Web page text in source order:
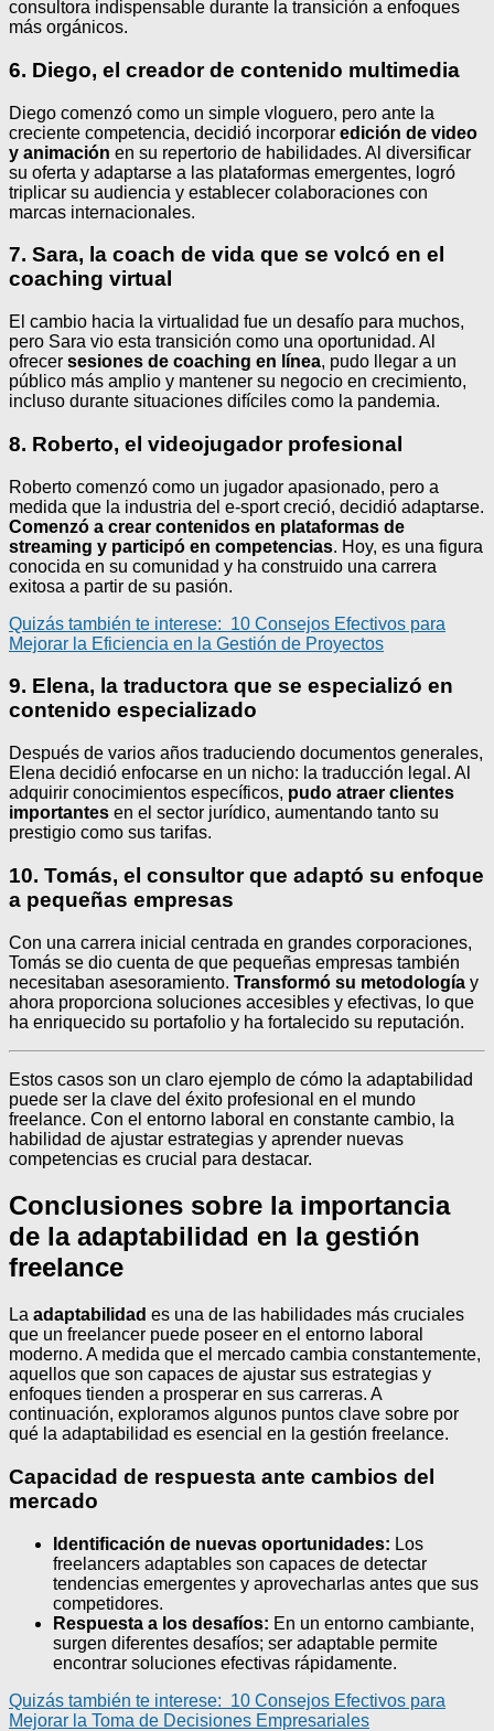
consultora indispensable durante la transición a enfoques
más orgánicos.
6. Diego, el creador de contenido multimedia
Diego comenzó como un simple vloguero, pero ante la
creciente competencia, decidió incorporar edición de video
y animación en su repertorio de habilidades. Al diversificar
su oferta y adaptarse a las plataformas emergentes, logró
triplicar su audiencia y establecer colaboraciones con
marcas internacionales.
7. Sara, la coach de vida que se volcó en el
coaching virtual
El cambio hacia la virtualidad fue un desafío para muchos,
pero Sara vio esta transición como una oportunidad. Al
ofrecer sesiones de coaching en línea, pudo llegar a un
público más amplio y mantener su negocio en crecimiento,
incluso durante situaciones difíciles como la pandemia.
8. Roberto, el videojugador profesional
Roberto comenzó como un jugador apasionado, pero a
medida que la industria del e-sport creció, decidió adaptarse.
Comenzó a crear contenidos en plataformas de
streaming y participó en competencias. Hoy, es una figura
conocida en su comunidad y ha construido una carrera
exitosa a partir de su pasión.
Quizás también te interese: 10 Consejos Efectivos para
Mejorar la Eficiencia en la Gestión de Proyectos
9. Elena, la traductora que se especializó en
contenido especializado
Después de varios años traduciendo documentos generales,
Elena decidió enfocarse en un nicho: la traducción legal. Al
adquirir conocimientos específicos, pudo atraer clientes
importantes en el sector jurídico, aumentando tanto su
prestigio como sus tarifas.
10. Tomás, el consultor que adaptó su enfoque
a pequeñas empresas
Con una carrera inicial centrada en grandes corporaciones,
Tomás se dio cuenta de que pequeñas empresas también
necesitaban asesoramiento. Transformó su metodología y
ahora proporciona soluciones accesibles y efectivas, lo que
ha enriquecido su portafolio y ha fortalecido su reputación.
Estos casos son un claro ejemplo de cómo la adaptabilidad
puede ser la clave del éxito profesional en el mundo
freelance. Con el entorno laboral en constante cambio, la
habilidad de ajustar estrategias y aprender nuevas
competencias es crucial para destacar.
Conclusiones sobre la importancia
de la adaptabilidad en la gestión
freelance
La adaptabilidad es una de las habilidades más cruciales
que un freelancer puede poseer en el entorno laboral
moderno. A medida que el mercado cambia constantemente,
aquellos que son capaces de ajustar sus estrategias y
enfoques tienden a prosperar en sus carreras. A
continuación, exploramos algunos puntos clave sobre por
qué la adaptabilidad es esencial en la gestión freelance.
Capacidad de respuesta ante cambios del
mercado
Identificación de nuevas oportunidades: Los
freelancers adaptables son capaces de detectar
tendencias emergentes y aprovecharlas antes que sus
competidores.
Respuesta a los desafíos: En un entorno cambiante,
surgen diferentes desafíos; ser adaptable permite
encontrar soluciones efectivas rápidamente.
Quizás también te interese: 10 Consejos Efectivos para
Mejorar la Toma de Decisiones Empresariales